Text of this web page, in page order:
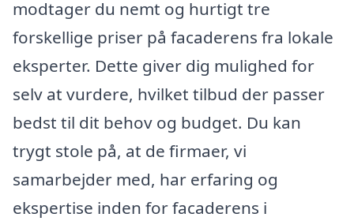
modtager du nemt og hurtigt tre
forskellige priser på facaderens fra lokale
eksperter. Dette giver dig mulighed for
selv at vurdere, hvilket tilbud der passer
bedst til dit behov og budget. Du kan
trygt stole på, at de firmaer, vi
samarbejder med, har erfaring og
ekspertise inden for facaderens i